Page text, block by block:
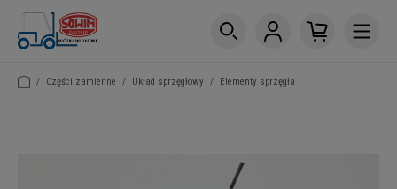
/ Części zamienne / Układ sprzęgłowy / Elementy sprzęgła